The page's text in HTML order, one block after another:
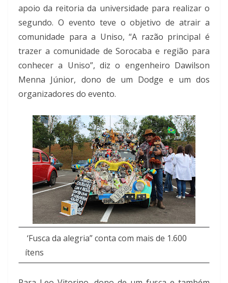
apoio da reitoria da universidade para realizar o
segundo. O evento teve o objetivo de atrair a
comunidade para a Uniso, “A razão principal é
trazer a comunidade de Sorocaba e região para
conhecer a Uniso”, diz o engenheiro Dawilson
Menna Júnior, dono de um Dodge e um dos
organizadores do evento.
‘Fusca da alegria” conta com mais de 1.600
ítens